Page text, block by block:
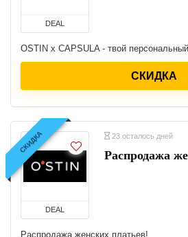
DEAL
OSTIN x CAPSULA - твой
СКИДКА
СКИДКА
DEAL
23 осталось дней
Распродажа
Распродажа женских платьев!